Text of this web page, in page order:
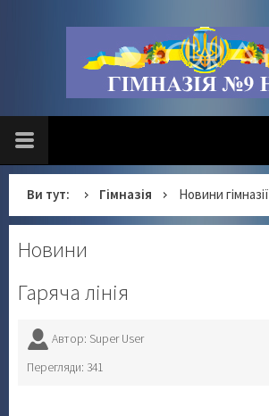
Ви тут: Гімназія Новини гімназії
Новини
Гаряча лінія
Автор: Super User
Перегляди: 341